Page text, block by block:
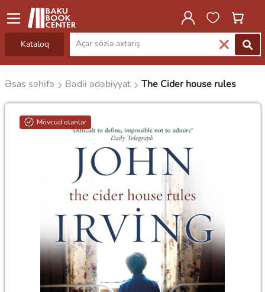
Kataloq
Əsas səhifə Bədii ədəbiyyat The Cider house rules
Mövcud olanlar